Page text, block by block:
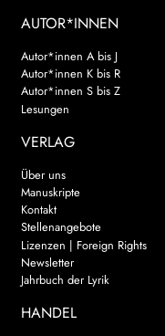
AUTOR*INNEN
Autor*innen A bis J
Autor*innen K bis R
Autor*innen S bis Z
Lesungen
VERLAG
Über uns
Manuskripte
Kontakt
Stellenangebote
Lizenzen | Foreign Rights
Newsletter
Jahrbuch der Lyrik
HANDEL